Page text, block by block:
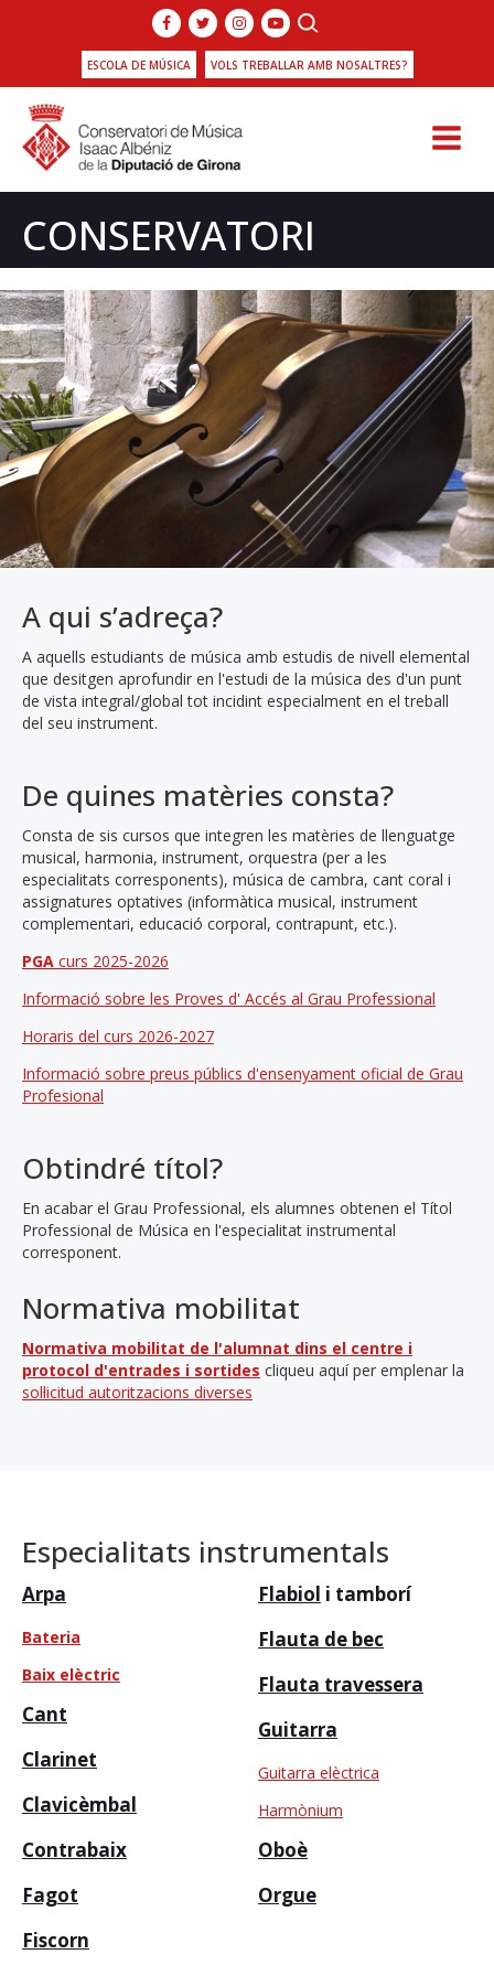
ESCOLA DE MÚSICA VOLS TREBALLAR AMB NOSALTRES?
CONSERVATORI
A qui s’adreça?
A aquells estudiants de música amb estudis de nivell elemental
que desitgen aprofundir en l'estudi de la música des d'un punt
de vista integral/global tot incidint especialment en el treball
del seu instrument.
De quines matèries consta?
Consta de sis cursos que integren les matèries de llenguatge
musical, harmonia, instrument, orquestra (per a les
especialitats corresponents), música de cambra, cant coral i
assignatures optatives (informàtica musical, instrument
complementari, educació corporal, contrapunt, etc.).
PGA curs 2025-2026
Informació sobre les Proves d' Accés al Grau Professional
Horaris del curs 2026-2027
Informació sobre preus públics d'ensenyament oficial de Grau
Profesional
Obtindré títol?
En acabar el Grau Professional, els alumnes obtenen el Títol
Professional de Música en l'especialitat instrumental
corresponent.
Normativa mobilitat
Normativa mobilitat de l'alumnat dins el centre i
protocol d'entrades i sortides cliqueu aquí per emplenar la
sol·licitud autoritzacions diverses
Especialitats instrumentals
Arpa
Bateria
Baix elèctric
Cant
Clarinet
Clavicèmbal
Contrabaix
Fagot
Fiscorn
Flabiol i tamborí
Flauta de bec
Flauta travessera
Guitarra
Guitarra elèctrica
Harmònium
Oboè
Orgue